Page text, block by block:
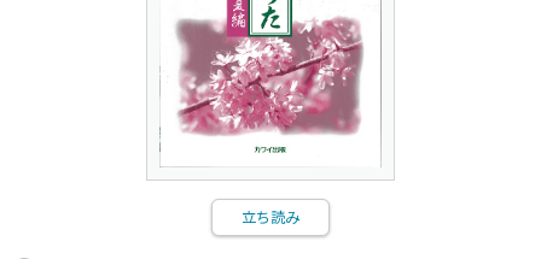
立ち読み